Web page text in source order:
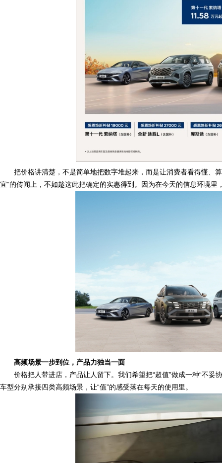
把价格讲清楚，不是简单地把数字堆起来，而是让消费者看得懂、
宜”的传闻上，不如趁这此把确定的实惠得到。因为在今天的信息环境里
高频场景一步到位，产品力独当一面
价格把人带进店，产品让人留下。我们希望把“超值”做成一种“不
车型分别承接四类高频场景，让“值”的感受落在每天的使用里。